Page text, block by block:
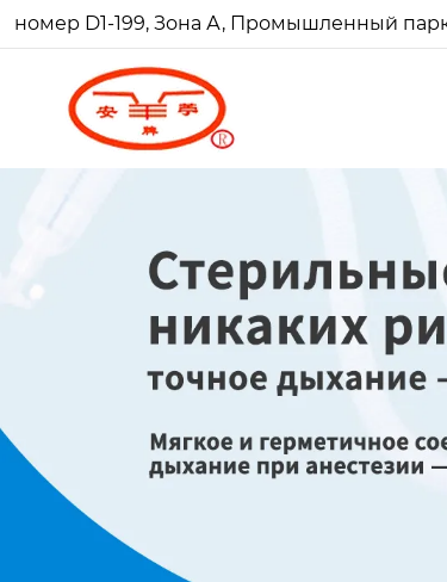
номер D1-199, Зона А, Промышленный парк